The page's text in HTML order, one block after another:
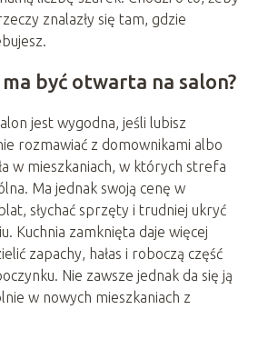
znalazły się tam, gdzie
być otwarta na salon?
jest wygodna, jeśli lubisz
rozmawiać z domownikami albo
w mieszkaniach, w których strefa
Ma jednak swoją cenę w
słychać sprzęty i trudniej ukryć
Kuchnia zamknięta daje więcej
zapachy, hałas i roboczą część
Nie zawsze jednak da się ją
w nowych mieszkaniach z